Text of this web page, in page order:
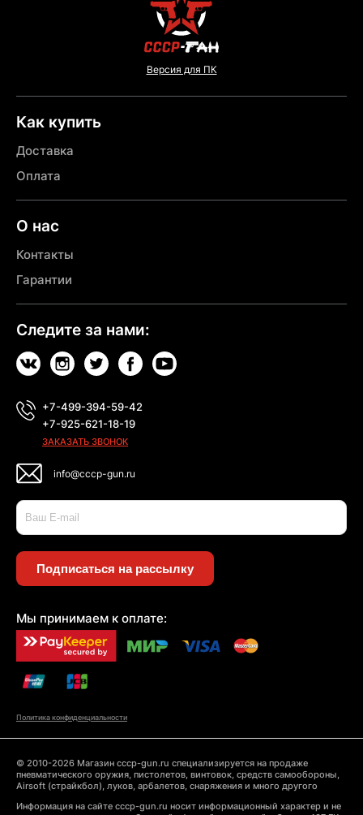
Версия для ПК
Как купить
Доставка
Оплата
О нас
Контакты
Гарантии
Следите за нами:
+7-499-394-59-42
+7-925-621-18-19
ЗАКАЗАТЬ ЗВОНОК
info@cccp-gun.ru
Подписаться на рассылку
Мы принимаем к оплате:
Политика конфиденциальности
© 2010-2026 Магазин cccp-gun.ru специализируется на продаже
пневматического оружия, пистолетов, винтовок, средств самообороны,
Airsoft (страйкбол), луков, арбалетов, снаряжения и много другого
Информация на сайте cccp-gun.ru носит информационный характер и не